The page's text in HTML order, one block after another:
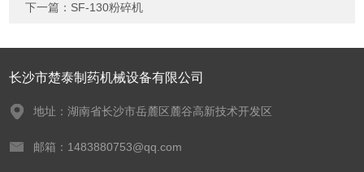
下一篇： SF-130粉碎机
长沙市楚泰制药机械设备有限公司
地址：湖南省长沙市岳麓区麓谷高新技术开发区
邮箱：1483880753@qq.com